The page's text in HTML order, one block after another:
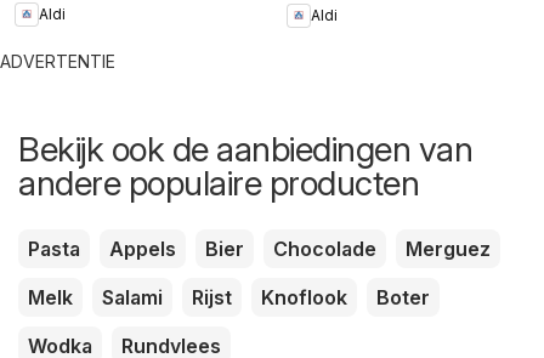
Aldi
Aldi
ADVERTENTIE
Bekijk ook de aanbiedingen van
andere populaire producten
Pasta Appels Bier Chocolade
Merguez
Melk
Salami Rijst Knoflook
Boter
Wodka
Rundvlees